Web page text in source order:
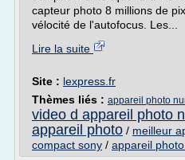
capteur photo 8 millions de
vélocité de l'autofocus. Les...
Lire la suite
Site : lexpress.fr
Thèmes liés : appareil photo
video d appareil photo
appareil photo / meilleur
compact sony / appareil